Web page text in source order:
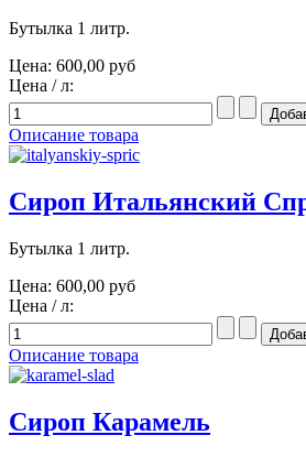
Бутылка 1 литр.
Цена: 600,00 руб
Цена / л:
Описание товара
Сироп Итальянский
Бутылка 1 литр.
Цена: 600,00 руб
Цена / л:
Описание товара
Сироп Карамель